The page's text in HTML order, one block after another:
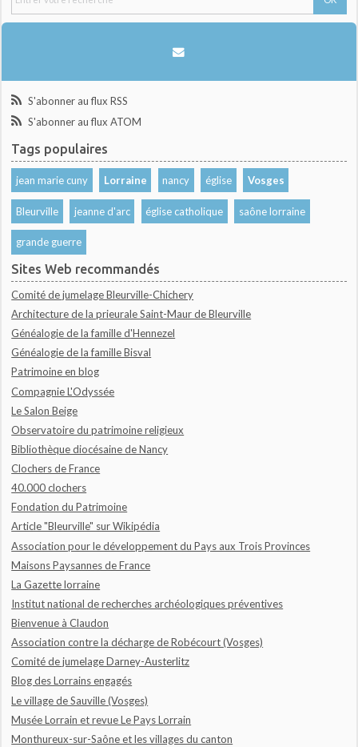
S'abonner au flux RSS
S'abonner au flux ATOM
Tags populaires
jean marie cuny Lorraine nancy église Vosges
Bleurville jeanne d'arc église catholique saône lorraine
grande guerre
Sites Web recommandés
Comité de jumelage Bleurville-Chichery
Architecture de la prieurale Saint-Maur de Bleurville
Généalogie de la famille d'Hennezel
Généalogie de la famille Bisval
Patrimoine en blog
Compagnie L'Odyssée
Le Salon Beige
Observatoire du patrimoine religieux
Bibliothèque diocésaine de Nancy
Clochers de France
40.000 clochers
Fondation du Patrimoine
Article "Bleurville" sur Wikipédia
Association pour le développement du Pays aux Trois Provinces
Maisons Paysannes de France
La Gazette lorraine
Institut national de recherches archéologiques préventives
Bienvenue à Claudon
Association contre la décharge de Robécourt (Vosges)
Comité de jumelage Darney-Austerlitz
Blog des Lorrains engagés
Le village de Sauville (Vosges)
Musée Lorrain et revue Le Pays Lorrain
Monthureux-sur-Saône et les villages du canton